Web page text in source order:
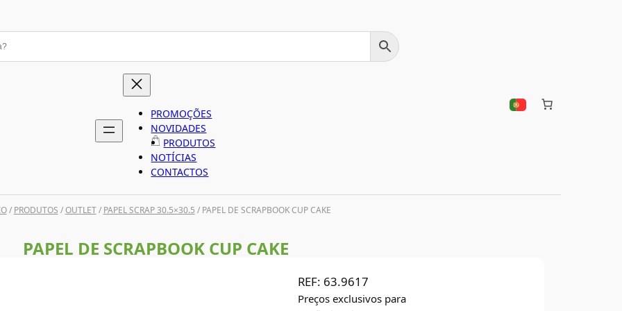
PROMOÇÕES
NOVIDADES
PRODUTOS
NOTÍCIAS
CONTACTOS
/ PRODUTOS /OUTLET/ PAPEL SCRAP 30.5×30.5 / PAPEL DE SCRAPBOOK CUP CAKE
PAPEL DE SCRAPBOOK CUP CAKE
REF: 63.9617
Preços exclusivos para